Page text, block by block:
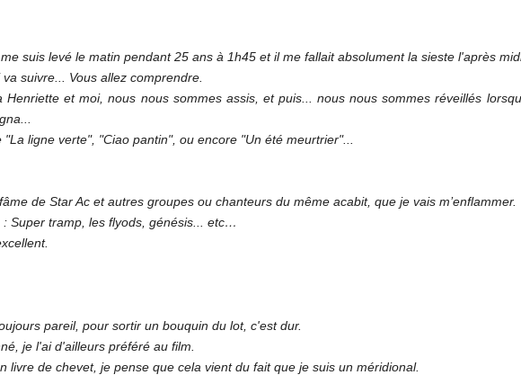
suis levé le matin pendant 25 ans à 1h45 et il me fallait absolument la sieste l'après
suivre... Vous allez comprendre.
et moi, nous nous sommes assis, et puis... nous nous sommes réveillés
ligne verte", "Ciao pantin", ou encore "Un été meurtrier"...
de Star Ac et autres groupes ou chanteurs du même acabit, que je vais m’enflammer.
Super tramp, les flyods, génésis... etc…
pareil, pour sortir un bouquin du lot, c'est dur.
je l'ai d'ailleurs préféré au film.
de chevet, je pense que cela vient du fait que je suis un méridional.